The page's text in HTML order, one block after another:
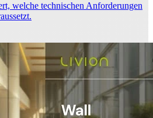
welche technischen Anforderungen